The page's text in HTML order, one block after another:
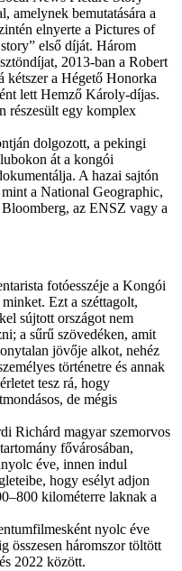
amelynek bemutatására a
elnyerte a Pictures of
első díját. Három
2013-ban a Robert
kétszer a Hégető Honorka
lett Hemző Károly-díjas.
részesült egy komplex
dolgozott, a pekingi
át a kongói
A hazai sajtón
a National Geographic,
az ENSZ vagy a
fotóesszéje a Kongói
Ezt a széttagolt,
sújtott országot nem
a sűrű szövedéken, amit
jövője alkot, nehéz
történetre és annak
tesz rá, hogy
de mégis
Richárd magyar szemorvos
fővárosában,
éve, innen indul
hogy esélyt adjon
kilométerre laknak a
nyolc éve
összesen háromszor töltött
2022 között.